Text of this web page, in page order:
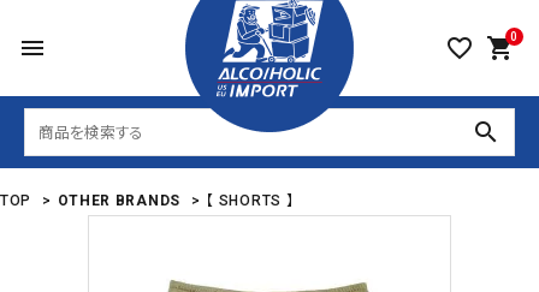
menu favorite_border 0
shopping_cart
search
TOP > OTHER BRANDS > 【 SHORTS 】